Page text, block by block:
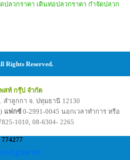
ลวกราคา เดินท่อปลวกราคา กำจัดปลวก
Rights Reserved.
พสท์ กรุ๊ป จำกัด
ลำลูกกา จ. ปทุมธานี 12130
แฟกซ์0-2991-0045 นอกเวลาทำการ หรือ
1010, 08-6304- 2265